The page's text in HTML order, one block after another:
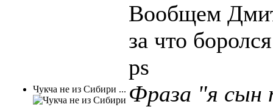
Чукча не из Сибири ...
Вообщем
за что
ps
Фраза "я сын